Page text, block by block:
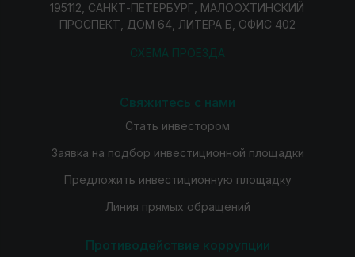
195112, САНКТ-ПЕТЕРБУРГ, МАЛООХТИНСКИЙ
ПРОСПЕКТ, ДОМ 64, ЛИТЕРА Б, ОФИС 402
СХЕМА ПРОЕЗДА
Свяжитесь с нами
Стать инвестором
Заявка на подбор инвестиционной площадки
Предложить инвестиционную площадку
Линия прямых обращений
Противодействие коррупции